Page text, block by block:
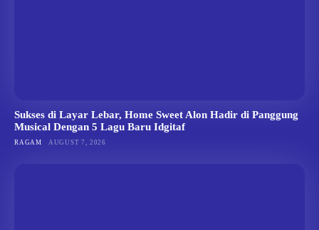
Sukses di Layar Lebar, Home Sweet Alon Hadir di Panggung
Musical Dengan 5 Lagu Baru Idgitaf
RAGAM AUGUST 7, 2026